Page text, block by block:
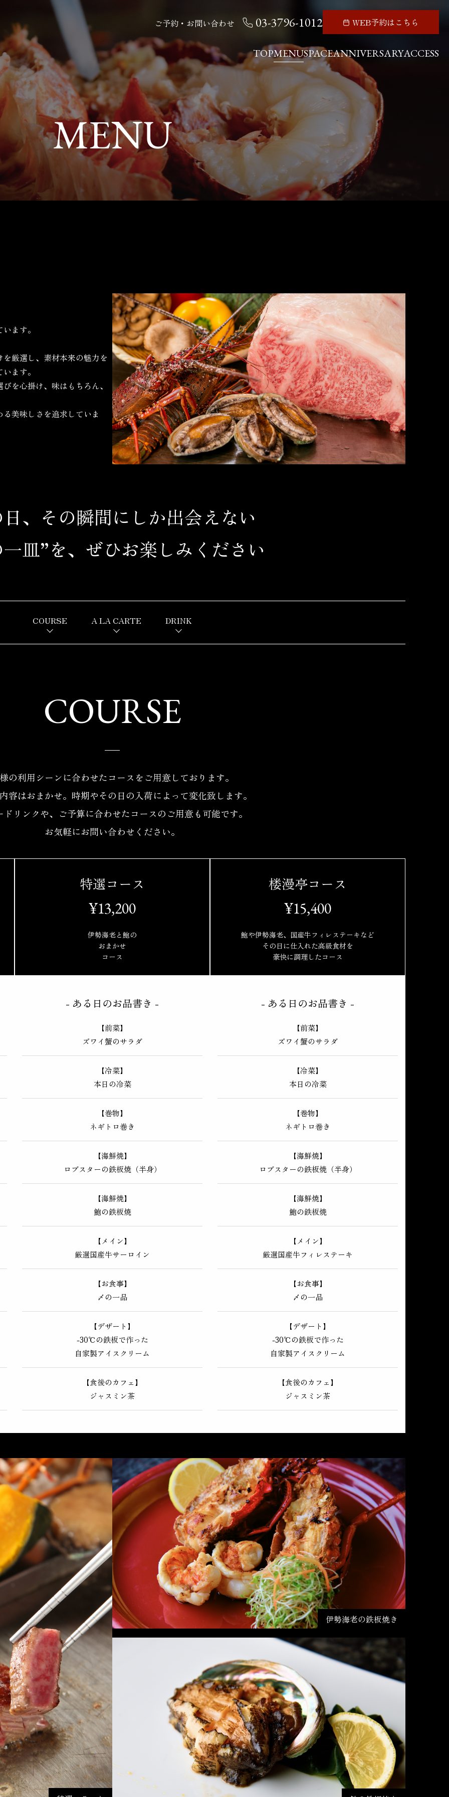
ご予約・お問い合わせ 03-3796-1012 WEB予約はこちら
TOPMENUSPACEANNIVERSARYACCESS
MENU
ます。
厳選し、素材本来の魅力を
ます。
を心掛け、味はもちろん、
美味しさを追求していま
、その瞬間にしか出会えない
皿”を、 ぜひお楽しみください
COURSE A LA CARTE DRINK
COURSE
の利用シーンに合わせたコースをご用意しております。
容はおまかせ。時期やその日の入荷によって変化致します。
ドリンクや、ご予算に合わせたコースのご用意も可能です。
お気軽にお問い合わせください。
特選コース
¥13,200
伊勢海老と鮑の
おまかせ
コース
ある日のお品書き
【前菜】
ズワイ蟹のサラダ
【冷菜】
本日の冷菜
【巻物】
ネギトロ巻き
【海鮮焼】
ロブスターの鉄板焼（半身）
【海鮮焼】
鮑の鉄板焼
【メイン】
厳選国産牛サーロイン
【お食事】
〆の一品
【デザート】
-30℃の鉄板で作った
自家製アイスクリーム
【食後のカフェ】
ジャスミン茶
楼漫亭コース
¥15,400
鮑や伊勢海老、国産牛フィレステーキなど
その日に仕入れた高級食材を
豪快に調理したコース
ある日のお品書き
【前菜】
ズワイ蟹のサラダ
【冷菜】
本日の冷菜
【巻物】
ネギトロ巻き
【海鮮焼】
ロブスターの鉄板焼（半身）
【海鮮焼】
鮑の鉄板焼
【メイン】
厳選国産牛フィレステーキ
【お食事】
〆の一品
【デザート】
-30℃の鉄板で作った
自家製アイスクリーム
【食後のカフェ】
ジャスミン茶
伊勢海老の鉄板焼き